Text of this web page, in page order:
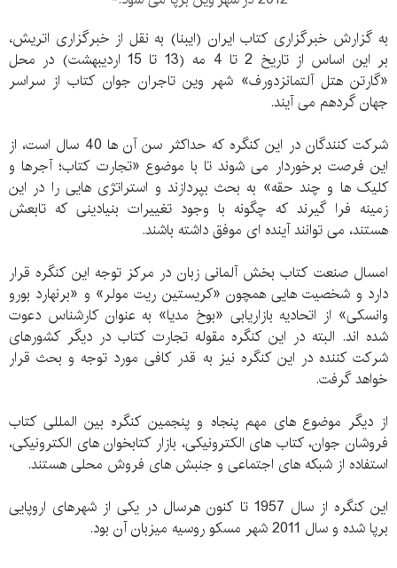
به گزارش خبرگزاری کتاب ایران (ایبنا) به نقل از خبرگزاری اتریش،
بر این اساس از تاریخ 2 تا 4 مه (13 تا 15 اردیبهشت) در محل
«گارتن هتل آلتمانزدورف» شهر وین تاجران جوان کتاب از سراسر
جهان گردهم می آیند.
شرکت کنندگان در این کنگره که حداکثر سن آن ها 40 سال است، از
این فرصت برخوردار می شوند تا با موضوع «تجارت کتاب؛ آجرها و
کلیک ها و چند حقه» به بحث بپردازند و استراتژی هایی را در این
زمینه فرا گیرند که چگونه با وجود تغییرات بنیادینی که تابعش
هستند، می توانند آینده ای موفق داشته باشند.
امسال صنعت کتاب بخش آلمانی زبان در مرکز توجه این کنگره قرار
دارد و شخصیت هایی همچون «کریستین ریت مولر» و «برنهارد بورو
وانسکی» از اتحادیه بازاریابی «بوخ مدیا» به عنوان کارشناس دعوت
شده اند. البته در این کنگره مقوله تجارت کتاب در دیگر کشورهای
شرکت کننده در این کنگره نیز به قدر کافی مورد توجه و بحث قرار
خواهد گرفت.
از دیگر موضوع های مهم پنجاه و پنجمین کنگره بین المللی کتاب
فروشان جوان، کتاب های الکترونیکی، بازار کتابخوان های الکترونیکی،
استفاده از شبکه های اجتماعی و جنبش های فروش محلی هستند.
این کنگره از سال 1957 تا کنون هرسال در یکی از شهرهای اروپایی
برپا شده و سال 2011 شهر مسکو روسیه میزبان آن بود.